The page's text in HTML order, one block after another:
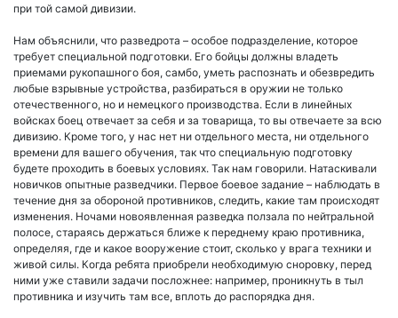
при той самой дивизии.
Нам объяснили, что разведрота – особое подразделение, которое
требует специальной подготовки. Его бойцы должны владеть
приемами рукопашного боя, самбо, уметь распознать и обезвредить
любые взрывные устройства, разбираться в оружии не только
отечественного, но и немецкого производства. Если в линейных
войсках боец отвечает за себя и за товарища, то вы отвечаете за всю
дивизию. Кроме того, у нас нет ни отдельного места, ни отдельного
времени для вашего обучения, так что специальную подготовку
будете проходить в боевых условиях. Так нам говорили. Натаскивали
новичков опытные разведчики. Первое боевое задание – наблюдать в
течение дня за обороной противников, следить, какие там происходят
изменения. Ночами новоявленная разведка ползала по нейтральной
полосе, стараясь держаться ближе к переднему краю противника,
определяя, где и какое вооружение стоит, сколько у врага техники и
живой силы. Когда ребята приобрели необходимую сноровку, перед
ними уже ставили задачи посложнее: например, проникнуть в тыл
противника и изучить там все, вплоть до распорядка дня.